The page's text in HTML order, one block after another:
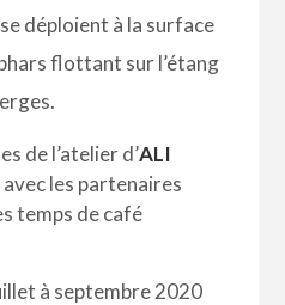
déploient à la surface
flottant sur l’étang
de l’atelier d’ALI
les partenaires
temps de café
à septembre 2020